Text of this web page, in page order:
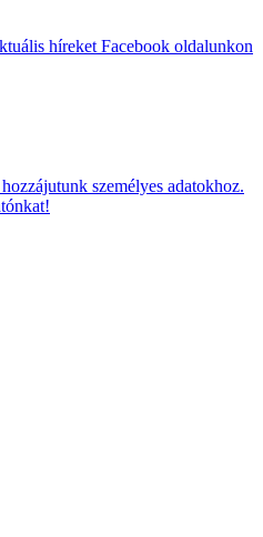
híreket Facebook oldalunkon
személyes adatokhoz.